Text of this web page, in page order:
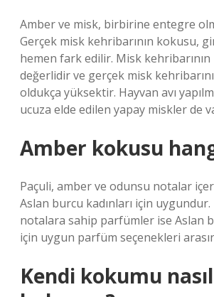
Amber ve misk, birbirine entegre
Gerçek misk kehribarının kokusu,
hemen fark edilir. Misk
değerlidir ve gerçek misk
oldukça yüksektir. Hayvan avı
ucuza elde edilen yapay miskler de
Amber kokusu
Paçuli, amber ve odunsu notalar
Aslan burcu kadınları için
notalara sahip parfümler ise Aslan
için uygun parfüm seçenekleri
Kendi kokumu nasıl